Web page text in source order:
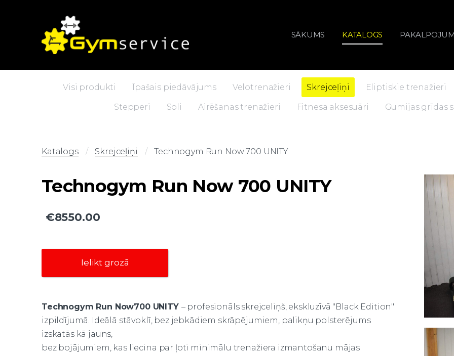
SĀKUMS KATALOGS
Visi produkti Īpašais piedāvājums Velotrenažieri Skrejceļiņi Eliptiskie trenažieri
Stepperi Soli Airēšanas trenažieri Fitnesa aksesuāri Gumijas grīdas
Katalogs Skrejceļiņi Technogym Run Now 700 UNITY
Technogym Run Now 700 UNITY
€8550.00
Ielikt grozā
Technogym Run Now700 UNITY – profesionāls skrejceliņš, ekskluzīvā "Black Edition"
izpildījumā. Ideālā stāvoklī, bez jebkādiem skrāpējumiem, palikņu polsterējums
izskatās kā jauns,
bez bojājumiem, kas liecina par ļoti minimālu trenažiera izmantošanu mājas